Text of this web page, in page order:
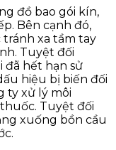
đồ bao gói kín,
Bên cạnh đó,
xa tầm tay
Tuyệt đối
đã hết hạn sử
hiệu bị biến đối
ty xử lý môi
Tuyệt đối
xuống bồn cầu